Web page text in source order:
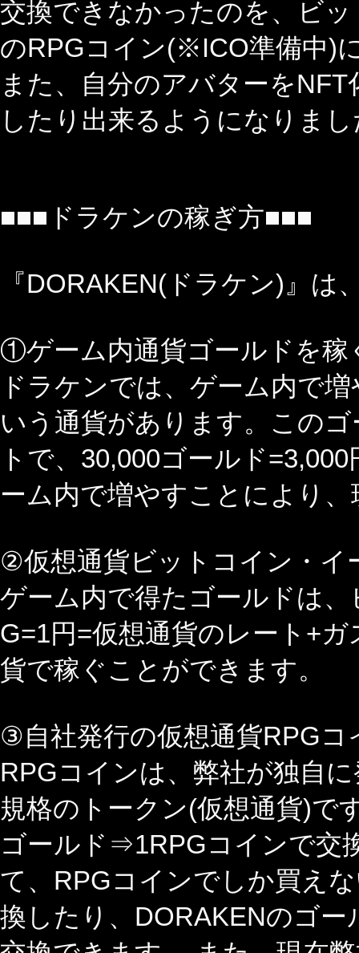
交換できなかったのを、ビ
のRPGコイン(※ICO準備中)
また、自分のアバターを
したり出来るようになりま
■■■ドラケンの稼ぎ方■■■
『DORAKEN(ドラケン)』
①ゲーム内通貨ゴールドを稼
ドラケンでは、ゲーム内で
いう通貨があります。この
トで、30,000ゴールド
ーム内で増やすことにより
②仮想通貨ビットコイン・イ
ゲーム内で得たゴールドは
G=1円=仮想通貨のレート+
貨で稼ぐことができます。
③自社発行の仮想通貨RPGコ
RPGコインは、弊社が独自
規格のトークン(仮想通貨)で
ゴールド⇒1RPGコインで交
て、RPGコインでしか買え
換したり、DORAKENのゴ